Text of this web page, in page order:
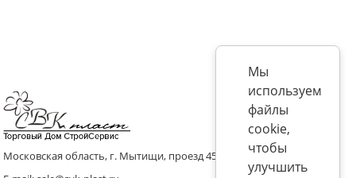
Московская область, г. Мытищи, проезд 4536 владение 8, стр.10
Мы
используем
файлы
cookie,
чтобы
улучшить